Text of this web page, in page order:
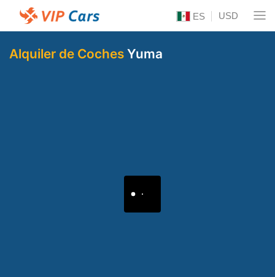
ES USD
Alquiler de Coches Yuma